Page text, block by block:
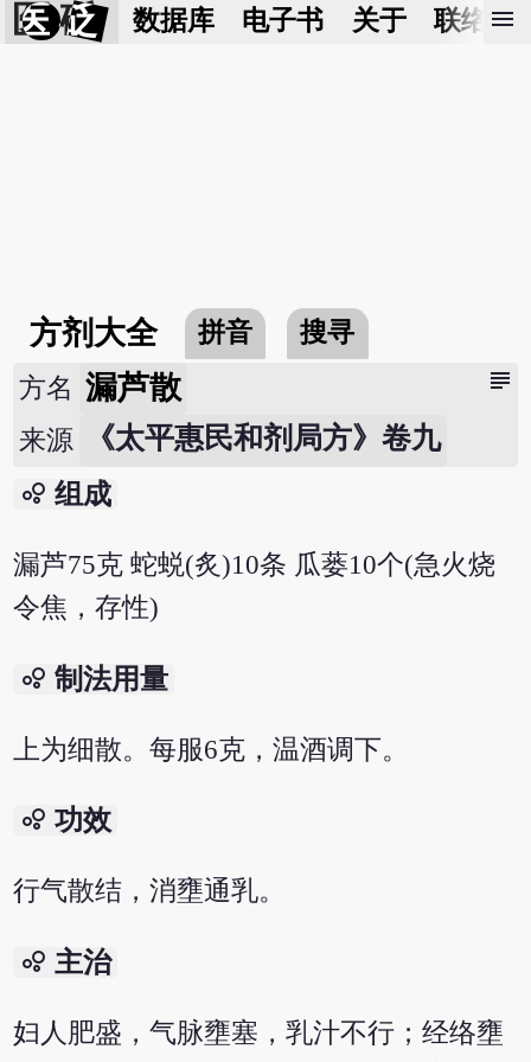
医 砭 数据库 电子书 关于 联络我
menu
方剂大全 拼音 搜寻
subject
方名 漏芦散
来源 《太平惠民和剂局方》卷九
bubble_chart 组成
漏芦75克 蛇蜕(炙)10条 瓜蒌10个(急火烧
令焦，存性)
bubble_chart 制法用量
上为细散。每服6克，温酒调下。
bubble_chart 功效
行气散结，消壅通乳。
bubble_chart 主治
妇人肥盛，气脉壅塞，乳汁不行；经络壅